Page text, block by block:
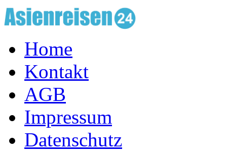
Home
Kontakt
AGB
Impressum
Datenschutz